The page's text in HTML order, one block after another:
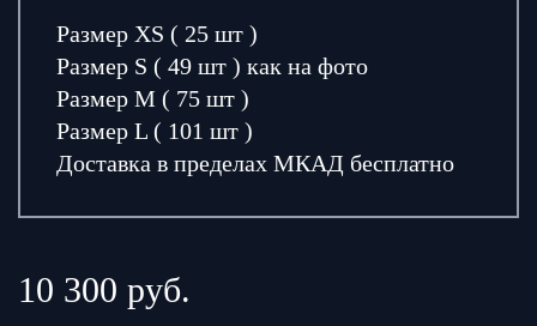
Размер XS ( 25 шт )
Размер S ( 49 шт ) как на фото
Размер М ( 75 шт )
Размер L ( 101 шт )
Доставка в пределах МКАД бесплатно
10 300 руб.